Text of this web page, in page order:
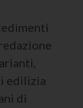
edilizia
di